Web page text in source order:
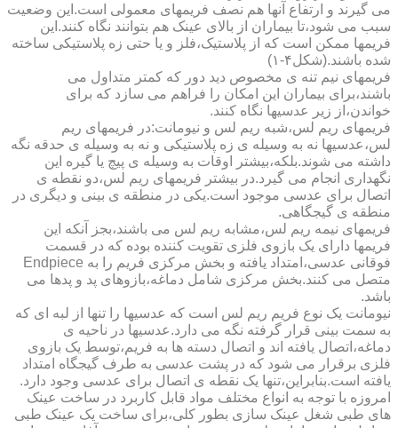
می گیرند و ارتفاع آنها هم نصف فریمهای معمولی است.این وضعیت
سبب می شود،تا بیماران از بالای عینک هم بتوانند نگاه کنند.این
فریمها ممکن است که از پلاستیک،فلز و یا حتی زه پلاستیکی ساخته
شده باشند.(شکل۴-۱)
فریمهای نیم تنه ی مخصوص دید دور که کمتر متداول می
باشند،برای بیماران این امکان را فراهم می سازد که برای
خواندن،از زیر عدسیها نگاه کنند.
فریمهای ریم لس،شبه ریم لس و نیومانت:در فریمهای ریم
لس،عدسیها نه به وسیله ی زه پلاستیکی و نه به وسیله ی حدقه نگه
داشته می شوند.بلکه،بیشتر اوقات به وسیله ی پیچ یا گیره این
نگهداری انجام می گیرد.در بیشتر فریمهای ریم لس،دو نقطه ی
اتصال برای عدسی موجود است.یکی در منطقه ی بینی و دیگری در
منطقه ی گیجگاهی.
فریمهای نیمه ریم لس،مشابه ریم لس می باشند،بجز آنکه این
فریمها دارای یک بازوی فلزی تقویت کننده بوده که در قسمت
فوقانی عدسی،امتداد یافته و بخش مرکزی فریم را به Endpiece
متصل می کنند.بخش مرکزی شامل دماغه،بازوهای پد و پدها می
باشد.
نیومانت یک نوع فریم ریم لس است که عدسیها را تنها از لبه ای که
به سمت بینی قرار گرفته نگه می دارد.عدسیها در ناحیه ی
دماغه،اتصال یافته اند و اتصال دسته ها به فریم،توسط یک بازوی
فلزی برقرار می شود که در پشت عدسی به طرف گیجگاه امتداد
یافته است.بنابراین،تنها یک نقطه ی اتصال برای عدسی وجود دارد.
امروزه با توجه به انواع مختلف مواد قابل کاربرد در ساخت عینک
های طبی شغل عینک سازی بطور کلی،برای ساخت یک عینک طبی